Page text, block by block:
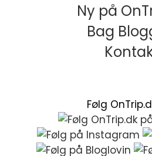
Ny på
Bag
Følg